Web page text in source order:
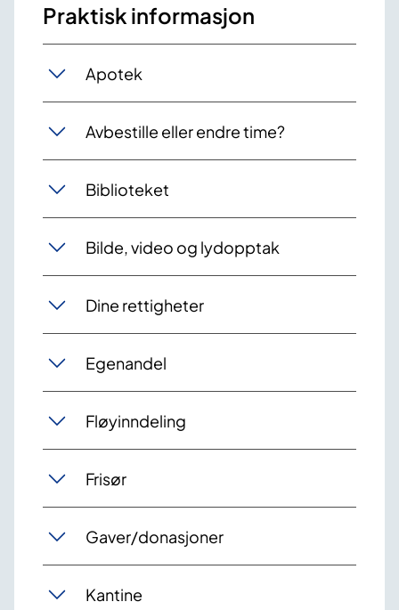
Praktisk informasjon
Apotek
Avbestille eller endre time?
Biblioteket
Bilde, video og lydopptak
Dine rettigheter
Egenandel
Fløyinndeling
Frisør
Gaver/donasjoner
Kantine